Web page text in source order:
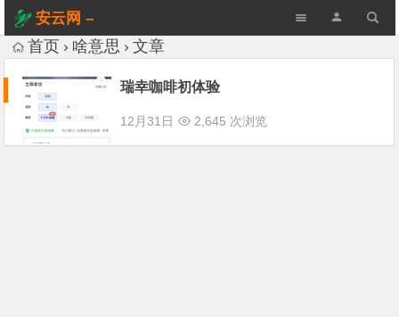
安云网 –
AnYun.ORG
首页 啥意思 文章
瑞幸咖啡初体验
12月31日 2,645 次浏览